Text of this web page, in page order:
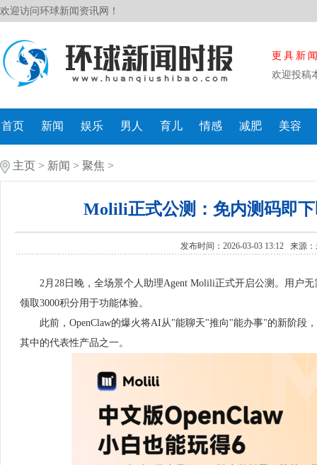
欢迎访问环球新闻资讯网！
更具新
欢迎投稿
首页 新闻 娱乐 男人 育儿 情感 减肥 美容
主页 > 新闻 > 聚焦 >
Molili正式公测：免内测码即
发布时间：2026-03-03 13:12 来源：
2月28日晚，全场景个人助理Agent Molili正式开启公测。用户
领取3000积分用于功能体验。
此前，OpenClaw的爆火将AI从"能聊天"推向"能办事"的新阶段
其中的代表性产品之一。